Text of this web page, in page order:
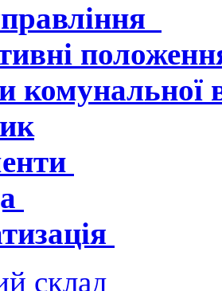
комунальної
склад